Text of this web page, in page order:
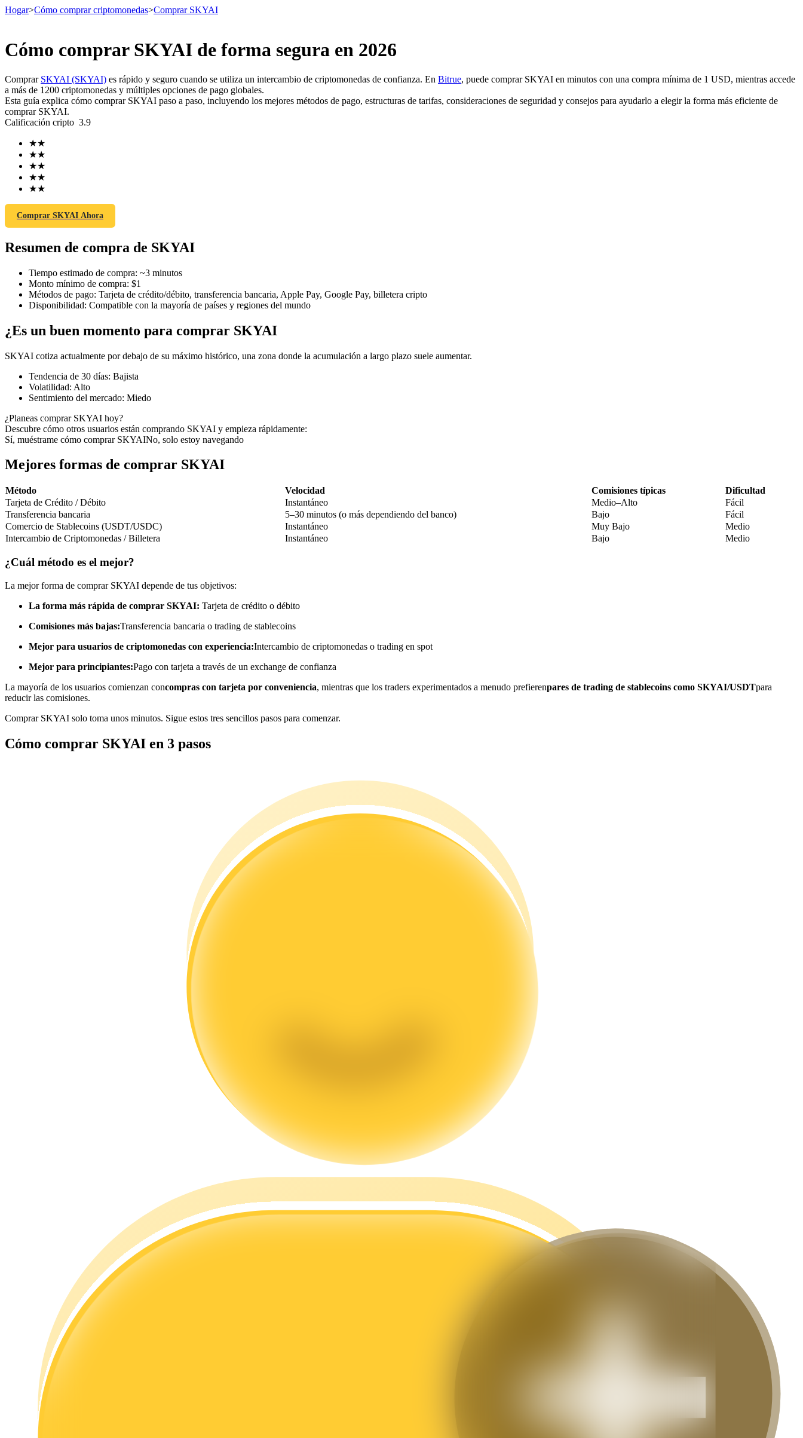
Futuros
Futuros del USDT
TradFi
Futuros del USDC
Copiar Trading
Únete a los mejores traders
Disfruta del reparto de beneficios y comisiones de copy trading
Análisis de big data que incluye información comercial, etc.
Estrategias comerciales
Aprenda cómo mantenerse rentable
Hogar>Cómo comprar criptomonedas>Comprar SKYAI
Cómo comprar SKYAI de forma segura en 2026
Comprar SKYAI (SKYAI) es rápido y seguro cuando se utiliza un intercambio de criptomonedas de confianza. En Bitrue, puede comprar SKYAI en minutos con una compra mínima de 1 USD, mientras accede
a más de 1200 criptomonedas y múltiples opciones de pago globales.
Esta guía explica cómo comprar SKYAI paso a paso, incluyendo los mejores métodos de pago, estructuras de tarifas, consideraciones de seguridad y consejos para ayudarlo a elegir la forma más eficiente de
comprar SKYAI.
Calificación cripto 3.9
★★
★★
★★
★★
★★
Comprar SKYAI Ahora
Resumen de compra de SKYAI
Tiempo estimado de compra: ~3 minutos
Monto mínimo de compra: $1
Métodos de pago: Tarjeta de crédito/débito, transferencia bancaria, Apple Pay, Google Pay, billetera cripto
Disponibilidad: Compatible con la mayoría de países y regiones del mundo
¿Es un buen momento para comprar SKYAI
SKYAI cotiza actualmente por debajo de su máximo histórico, una zona donde la acumulación a largo plazo suele aumentar.
Tendencia de 30 días: Bajista
Volatilidad: Alto
Sentimiento del mercado: Miedo
¿Planeas comprar SKYAI hoy?
Descubre cómo otros usuarios están comprando SKYAI y empieza rápidamente:
Sí, muéstrame cómo comprar SKYAINo, solo estoy navegando
Mejores formas de comprar SKYAI
Método Velocidad Comisiones típicas
Dificultad
Tarjeta de Crédito / Débito
Instantáneo Medio–Alto
Fácil
Transferencia bancaria
5–30 minutos (o más dependiendo del banco) Bajo
Fácil
Comercio de Stablecoins (USDT/USDC)
Instantáneo Muy Bajo
Medio
Intercambio de Criptomonedas / Billetera
Instantáneo Bajo Medio
¿Cuál método es el mejor?
La mejor forma de comprar SKYAI depende de tus objetivos:
La forma más rápida de comprar SKYAI: Tarjeta de crédito o débito
Comisiones más bajas:Transferencia bancaria o trading de stablecoins
Mejor para usuarios de criptomonedas con experiencia:Intercambio de criptomonedas o trading en spot
Mejor para principiantes:Pago con tarjeta a través de un exchange de confianza
La mayoría de los usuarios comienzan concompras con tarjeta por conveniencia, mientras que los traders experimentados a menudo prefierenpares de trading de stablecoins como SKYAI/USDTpara
reducir las comisiones.
Comprar SKYAI solo toma unos minutos. Sigue estos tres sencillos pasos para comenzar.
Cómo comprar SKYAI en 3 pasos